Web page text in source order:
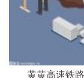
黄黄高速铁